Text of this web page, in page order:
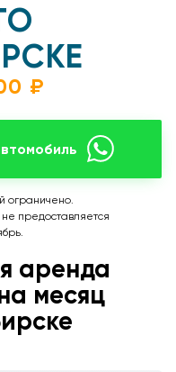
₽
ограничено.
предоставляется
аренда
месяц